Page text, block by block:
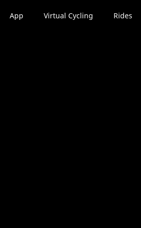
App Virtual Cycling Rides